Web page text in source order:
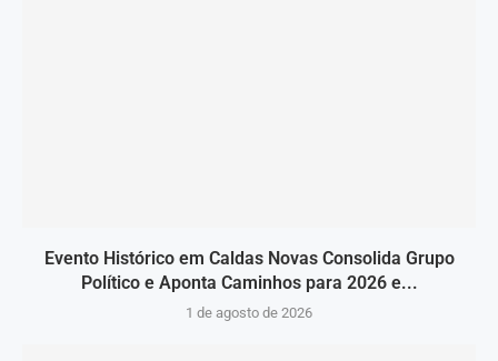
Evento Histórico em Caldas Novas Consolida Grupo
Político e Aponta Caminhos para 2026 e...
1 de agosto de 2026